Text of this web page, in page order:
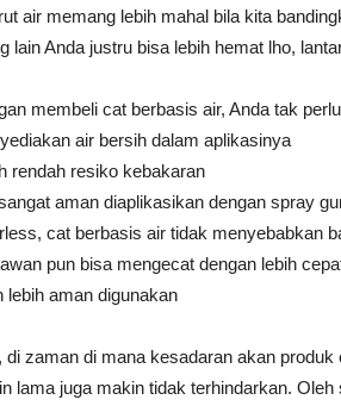
air memang lebih mahal bila kita
lain Anda justru bisa lebih hemat lho,
membeli cat berbasis air, Anda tak
air bersih dalam aplikasinya
rendah resiko kebakaran
aman diaplikasikan dengan spray
cat berbasis air tidak menyebabkan
pun bisa mengecat dengan lebih
lebih aman digunakan
di zaman di mana kesadaran akan
lama juga makin tidak terhindarkan.